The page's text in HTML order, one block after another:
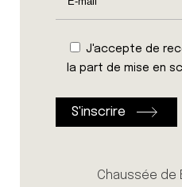
J'accepte de
la part de mise en
Chaussée de